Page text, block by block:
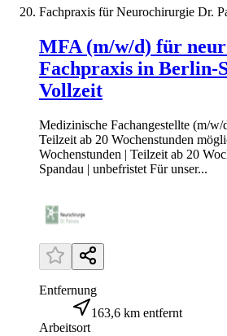
Fachpraxis für Neurochirurgie Dr.
MFA (m/w/d) für
Fachpraxis in Berlin-
Vollzeit
Medizinische Fachangestellte (m/
Teilzeit ab 20 Wochenstunden
Wochenstunden | Teilzeit ab 20
Spandau | unbefristet Für unser...
Entfernung
163,6 km entfernt
Arbeitsort